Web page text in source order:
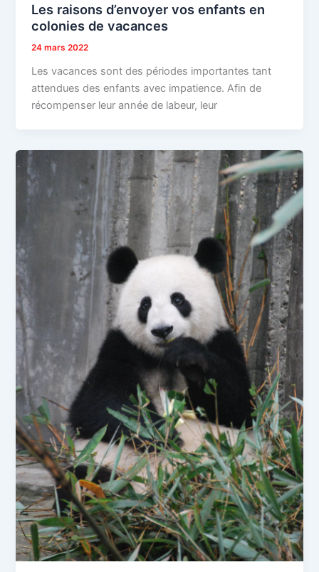
Les raisons d’envoyer vos enfants en
colonies de vacances
24 mars 2022
Les vacances sont des périodes importantes tant
attendues des enfants avec impatience. Afin de
récompenser leur année de labeur, leur